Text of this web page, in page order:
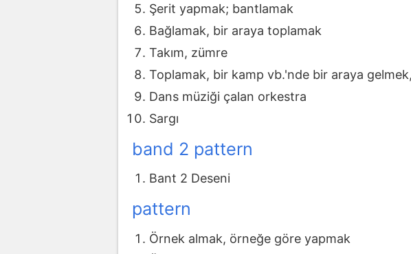
Şerit yapmak; bantlamak
Bağlamak, bir araya toplamak
Takım, zümre
Toplamak, bir kamp vb.'nde bir araya
Dans müziği çalan orkestra
Sargı
band 2 pattern
Bant 2 Deseni
pattern
Örnek almak, örneğe göre yapmak